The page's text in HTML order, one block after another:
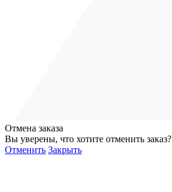
Отмена заказа
Вы уверены, что хотите отменить заказ?
Отменить Закрыть